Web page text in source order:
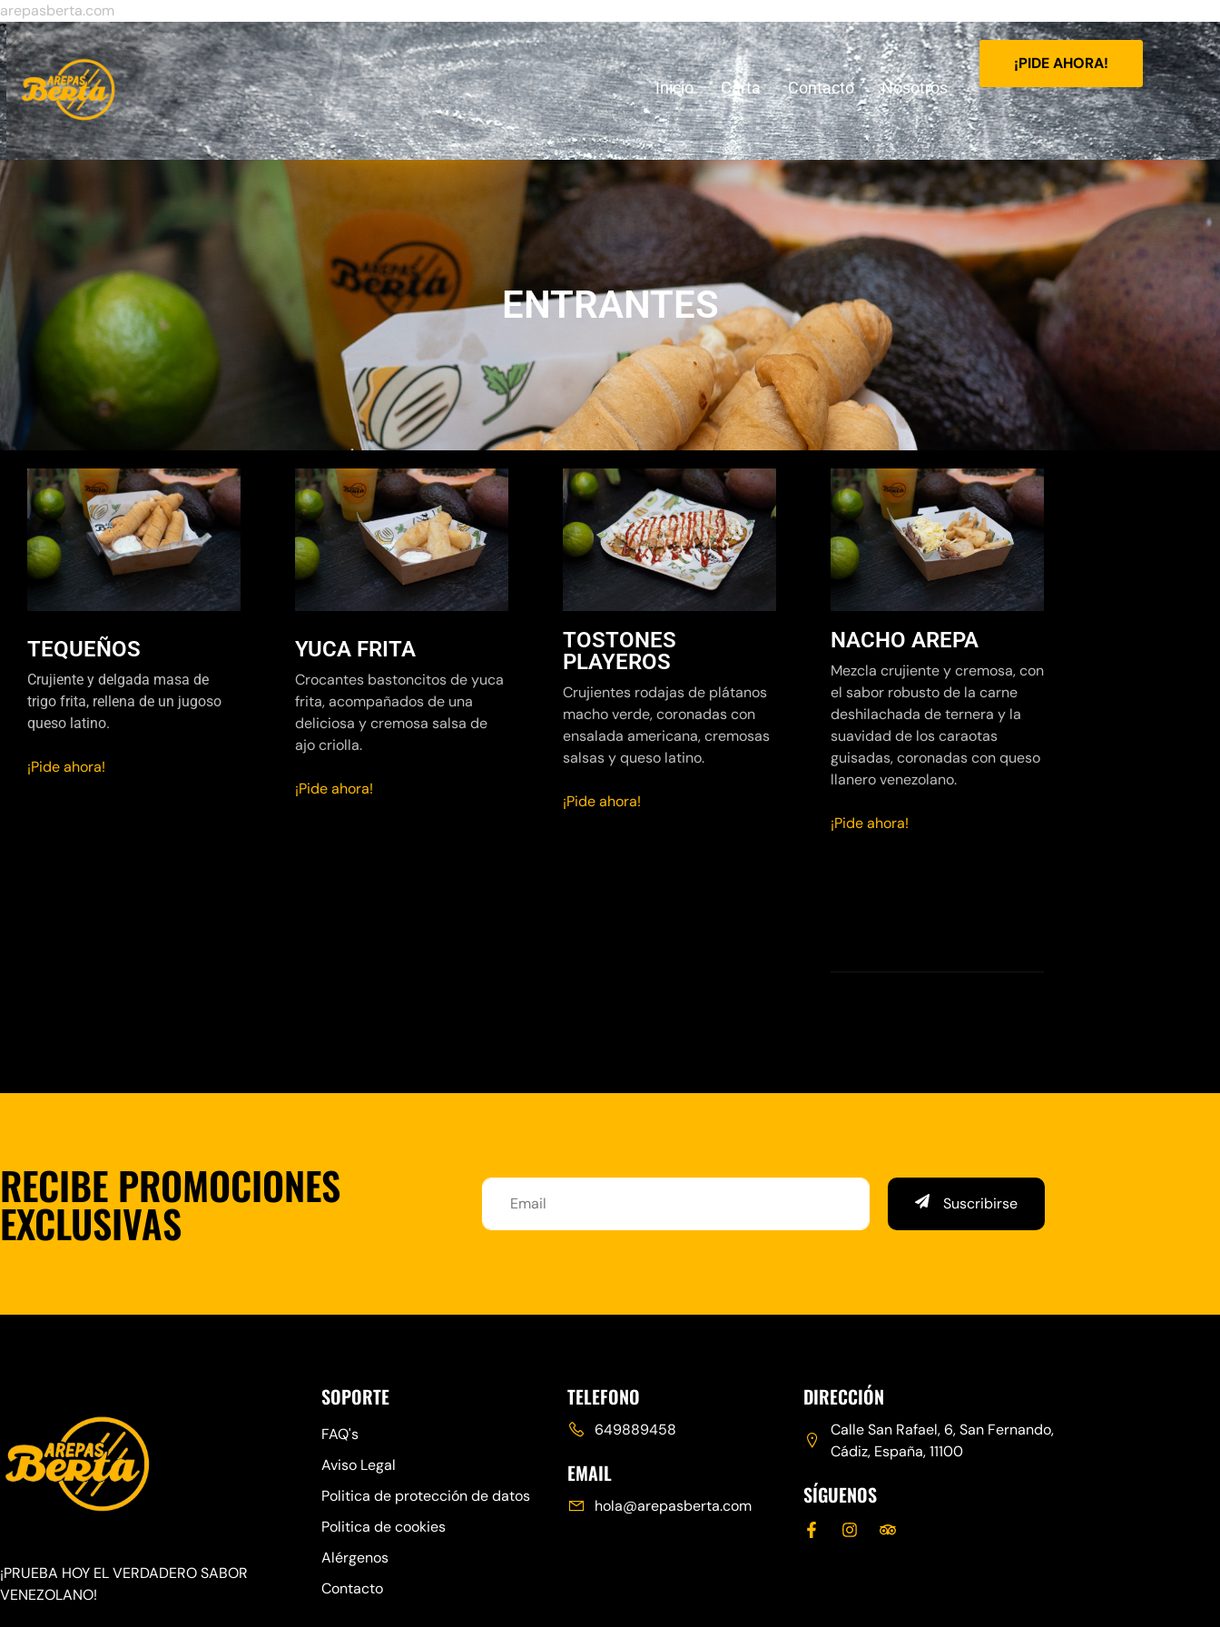
arepasberta.com
Inicio Carta Contacto Nosotros
¡PIDE AHORA!
ENTRANTES
TEQUEÑOS
Crujiente y delgada masa de
trigo frita, rellena de un jugoso
queso latino.
¡Pide ahora!
YUCA FRITA
Crocantes bastoncitos de yuca
frita, acompañados de una
deliciosa y cremosa salsa de
ajo criolla.
¡Pide ahora!
TOSTONES
PLAYEROS
Crujientes rodajas de plátanos
macho verde, coronadas con
ensalada americana, cremosas
salsas y queso latino.
¡Pide ahora!
NACHO AREPA
Mezcla crujiente y cremosa, con
el sabor robusto de la carne
deshilachada de ternera y la
suavidad de los caraotas
guisadas, coronadas con queso
llanero venezolano.
¡Pide ahora!
RECIBE PROMOCIONES
EXCLUSIVAS Suscribirse
¡PRUEBA HOY EL VERDADERO SABOR
VENEZOLANO!
SOPORTE
FAQ's
Aviso Legal
Politica de protección de datos
Politica de cookies
Alérgenos
Contacto
TELEFONO
649889458
EMAIL
hola@arepasberta.com
DIRECCIÓN
Calle San Rafael, 6, San Fernando,
Cádiz, España, 11100
SÍGUENOS